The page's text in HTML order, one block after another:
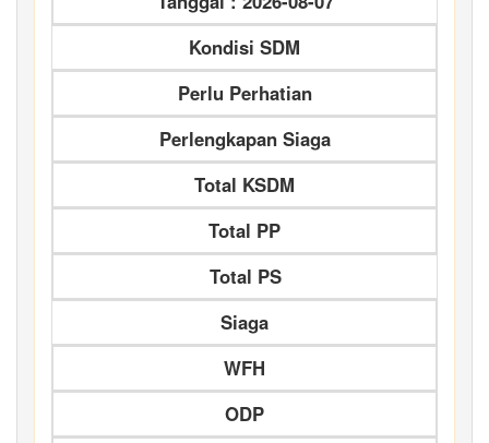
Kondisi SDM
Perlu Perhatian
Perlengkapan Siaga
Total KSDM
Total PP
Total PS
Siaga
WFH
ODP